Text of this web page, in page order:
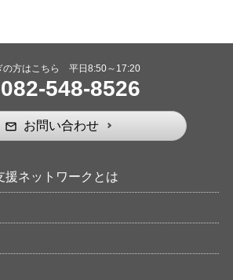
の方はこちら 平日8:50～17:20
082-548-8526
mail_outline お問い合わせ
援ネットワークとは